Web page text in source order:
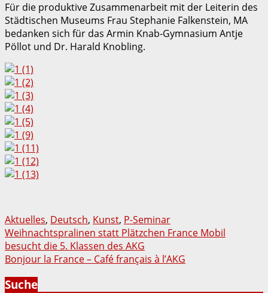
Für die produktive Zusammenarbeit mit der Leiterin des
Städtischen Museums Frau Stephanie Falkenstein, MA
bedanken sich für das Armin Knab-Gymnasium Antje
Pöllot und Dr. Harald Knobling.
Aktuelles, Deutsch, Kunst, P-Seminar
Beitragsnavigation
Weihnachtspralinen statt Plätzchen France Mobil
besucht die 5. Klassen des AKG
Bonjour la France – Café français à l’AKG
Suche